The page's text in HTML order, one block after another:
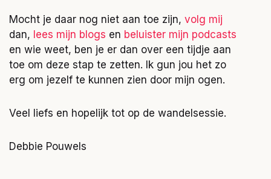
Mocht je daar nog niet aan toe zijn, volg mij
dan, lees mijn blogs en beluister mijn podcasts
en wie weet, ben je er dan over een tijdje aan
toe om deze stap te zetten. Ik gun jou het zo
erg om jezelf te kunnen zien door mijn ogen.
Veel liefs en hopelijk tot op de wandelsessie.
Debbie Pouwels